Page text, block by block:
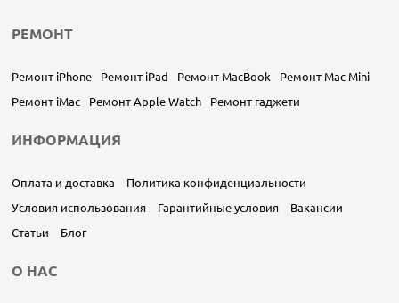
РЕМОНТ
Ремонт iPhone Ремонт iPad Ремонт MacBook
Ремонт Mac Mini
Ремонт iMac
Ремонт Apple Watch Ремонт гаджети
ИНФОРМАЦИЯ
Оплата и доставка
Политика конфиденциальности
Условия использования
Гарантийные условия
Вакансии
Статьи
Блог
О НАС